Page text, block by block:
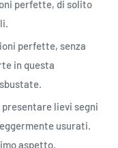
perfette, di solito
perfette, senza
in questa
lievi segni
usurati.
aspetto.